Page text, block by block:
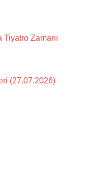
Tiyatro Zamanı
(27.07.2026)